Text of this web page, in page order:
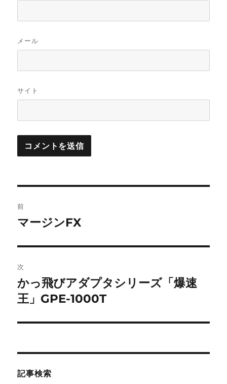
メール
サイト
稿
ビ
ゲ
ー
シ
ン
前
前
投
稿:
マージンFX
次
次
の
稿:
かっ飛びアダプタシリーズ「爆速
王」GPE-1000T
記事検索